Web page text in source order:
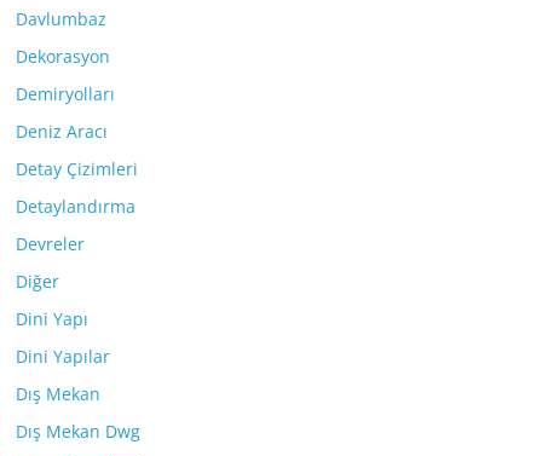
Davlumbaz
Dekorasyon
Demiryolları
Deniz Aracı
Detay Çizimleri
Detaylandırma
Devreler
Diğer
Dini Yapı
Dini Yapılar
Dış Mekan
Dış Mekan Dwg